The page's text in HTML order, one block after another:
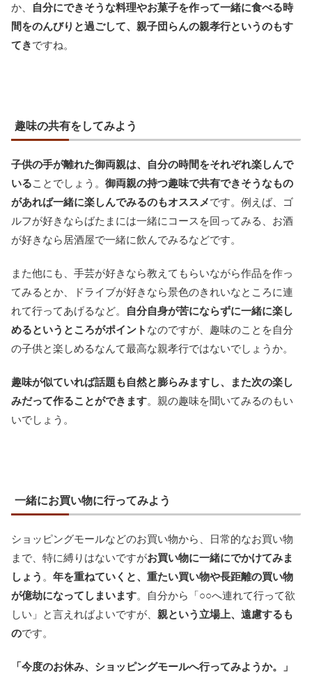
か、
自分にできそうな料理やお菓子を作って一緒に食べる時
間をのんびりと過ごして、親子団らんの親孝行というのもす
てきですね。
趣味の共有をしてみよう
子供の手が離れた御両親は、自分の時間をそれぞれ楽しんで
いることでしょう。 御両親の持つ趣味で共有できそうなもの
があれば一緒に楽しんでみるのもオススメです。例えば、ゴ
ルフが好きならばたまには一緒にコースを回ってみる、お酒
が好きなら居酒屋で一緒に飲んでみるなどです。
また他にも、手芸が好きなら教えてもらいながら作品を作っ
てみるとか、ドライブが好きなら景色のきれいなところに連
れて行ってあげるなど。
自分自身が苦にならずに一緒に楽し
めるというところがポイント なのですが、趣味のことを自分
の子供と楽しめるなんて最高な親孝行ではないでしょうか。
趣味が似ていれば話題も自然と膨らみますし、また次の楽し
みだって作ることができます。親の趣味を聞いてみるのもい
いでしょう。
一緒にお買い物に行ってみよう
ショッピングモールなどのお買い物から、日常的なお買い物
まで、特に縛りはないですがお買い物に一緒にでかけてみま
しょう 。 年を重ねていくと、重たい買い物や長距離の買い物
が億劫になってしまいます。自分から「○○へ連れて行って欲
しい」と言えればよいですが、 親という立場上、遠慮するも
のです。
「今度のお休み、ショッピングモールへ行ってみようか。」